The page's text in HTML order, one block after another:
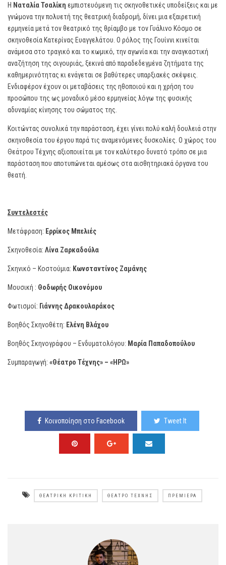
Η Ναταλία Τσαλίκη εμπιστευόμενη τις σκηνοθετικές υποδείξεις και με
γνώμονα την πολυετή της θεατρική διαδρομή, δίνει μια εξαιρετική
ερμηνεία μετά τον θεατρικό της θρίαμβο με τον Γυάλινο Κόσμο σε
σκηνοθεσία Κατερίνας Ευαγγελάτου. Ο ρόλος της Γουίννι κινείται
ανάμεσα στο τραγικό και το κωμικό, την αγωνία και την αναγκαστική
αναζήτηση της σιγουριάς, ξεκινά από παραδεδεγμένα ζητήματα της
καθημερινότητας κι ενάγεται σε βαθύτερες υπαρξιακές σκέψεις.
Ενδιαφέρον έχουν οι μεταβάσεις της ηθοποιού και η χρήση του
προσώπου της ως μοναδικό μέσο ερμηνείας λόγω της φυσικής
αδυναμίας κίνησης του σώματος της.
Κοιτώντας συνολικά την παράσταση, έχει γίνει πολύ καλή δουλειά στην
σκηνοθεσία του έργου παρά τις αναμενόμενες δυσκολίες. Ο χώρος του
Θεάτρου Τέχνης αξιοποιείται με τον καλύτερο δυνατό τρόπο σε μια
παράσταση που αποτυπώνεται αμέσως στα αισθητηριακά όργανα του
θεατή.
Συντελεστές
Μετάφραση: Ερρίκος Μπελιές
Σκηνοθεσία: Λίνα Ζαρκαδούλα
Σκηνικό – Κοστούμια: Κωνσταντίνος Ζαμάνης
Μουσική : Θοδωρής Οικονόμου
Φωτισμοί: Γιάννης Δρακουλαράκος
Βοηθός Σκηνοθέτη: Ελένη Βλάχου
Βοηθός Σκηνογράφου – Ενδυματολόγου: Μαρία Παπαδοπούλου
Συμπαραγωγή: «Θέατρο Τέχνης» – «ΗΡΩ»
Κοινοποίηση στο Facebook Tweet It
ΘΕΑΤΡΙΚΉ ΚΡΙΤΙΚΉ ΘΈΑΤΡΟ ΤΈΧΝΗΣ ΠΡΕΜΙΈΡΑ